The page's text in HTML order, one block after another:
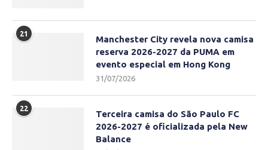
21
Manchester City revela nova camisa
reserva 2026-2027 da PUMA em
evento especial em Hong Kong
31/07/2026
22
Terceira camisa do São Paulo FC
2026-2027 é oficializada pela New
Balance